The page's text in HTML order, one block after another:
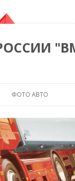
ФОТО АВТО